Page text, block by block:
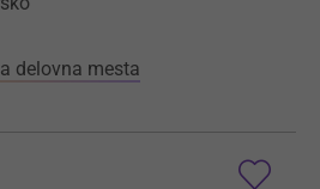
delovna mesta